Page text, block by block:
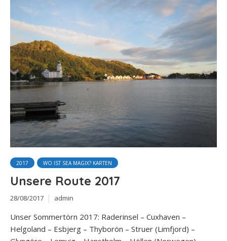
2017 WO IST SEA MAGIX? KARTEN
Unsere Route 2017
28/08/2017 admin
Unser Sommertörn 2017: Raderinsel – Cuxhaven –
Helgoland – Esbjerg – Thyborön – Struer (Limfjord) –